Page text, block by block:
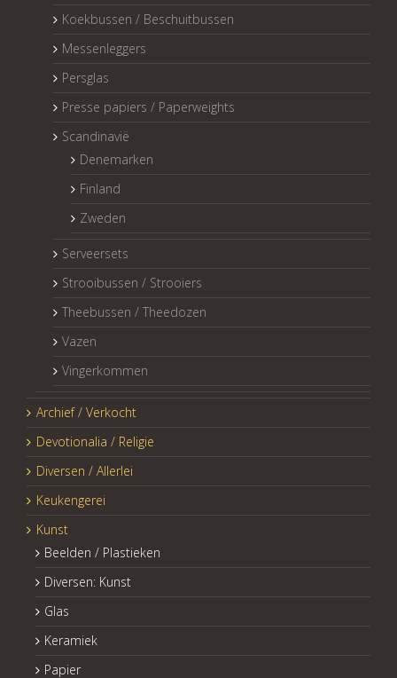
Koekbussen / Beschuitbussen
Messenleggers
Persglas
Presse papiers / Paperweights
Scandinavië
Denemarken
Finland
Zweden
Serveersets
Strooibussen / Strooiers
Theebussen / Theedozen
Vazen
Vingerkommen
Archief / Verkocht
Devotionalia / Religie
Diversen / Allerlei
Keukengerei
Kunst
Beelden / Plastieken
Diversen: Kunst
Glas
Keramiek
Papier